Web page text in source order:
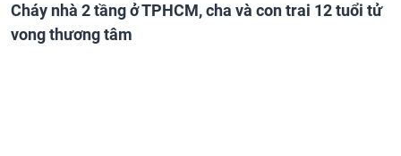
Cháy nhà 2 tầng ở TPHCM, cha và con trai 12 tuổi tử
vong thương tâm